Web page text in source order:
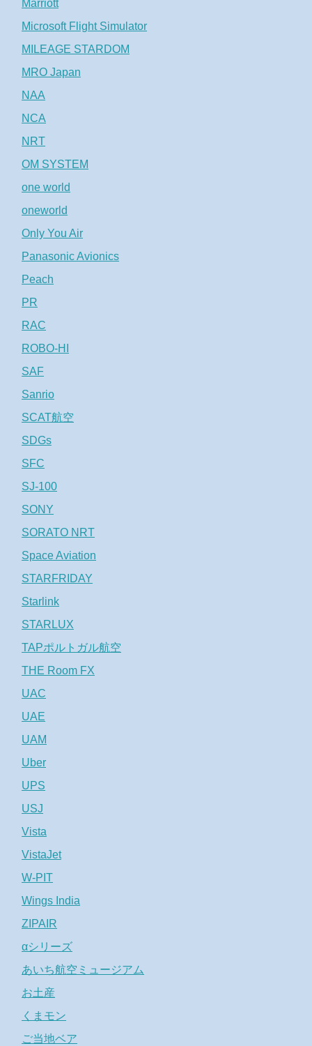
Marriott
Microsoft Flight Simulator
MILEAGE STARDOM
MRO Japan
NAA
NCA
NRT
OM SYSTEM
one world
oneworld
Only You Air
Panasonic Avionics
Peach
PR
RAC
ROBO-HI
SAF
Sanrio
SCAT航空
SDGs
SFC
SJ-100
SONY
SORATO NRT
Space Aviation
STARFRIDAY
Starlink
STARLUX
TAPポルトガル航空
THE Room FX
UAC
UAE
UAM
Uber
UPS
USJ
Vista
VistaJet
W-PIT
Wings India
ZIPAIR
αシリーズ
あいち航空ミュージアム
お土産
くまモン
ご当地ベア